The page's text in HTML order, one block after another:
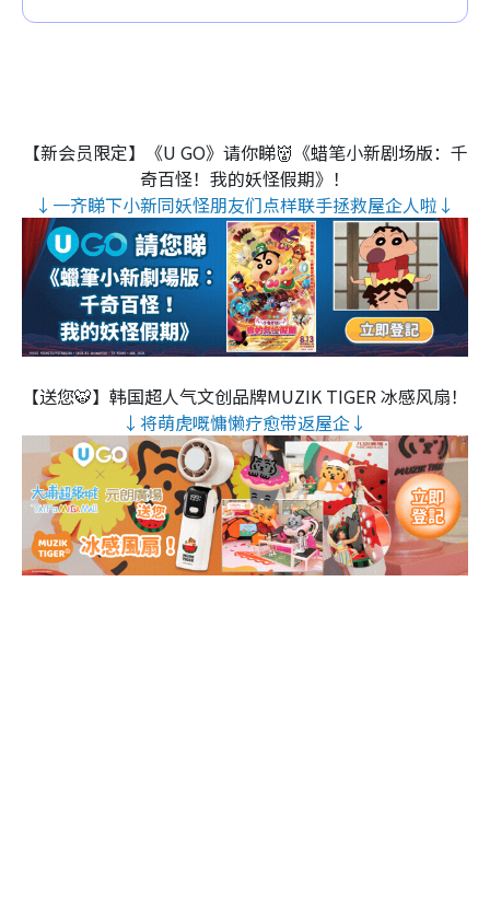
【新会员限定】《U GO》请你睇👹《蜡笔小新剧场版：千
奇百怪！我的妖怪假期》！
↓一齐睇下小新同妖怪朋友们点样联手拯救屋企人啦↓
【送您🐯】韩国超人气文创品牌MUZIK TIGER 冰感风扇！
↓将萌虎嘅慵懒疗愈带返屋企↓